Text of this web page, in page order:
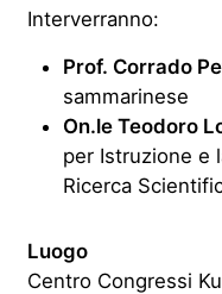
Interverranno:
Prof. Corrado
sammarinese
On.le Teodoro
per Istruzione e
Ricerca
Luogo
Centro Congressi